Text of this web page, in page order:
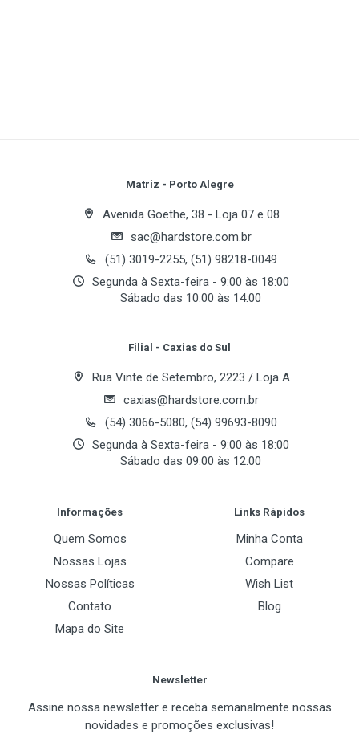
Your Name
Email Address
Matriz - Porto Alegre
Avenida Goethe, 38 - Loja 07 e 08
sac@hardstore.com.br
(51) 3019-2255, (51) 98218-0049
Segunda à Sexta-feira - 9:00 às 18:00
Sábado das 10:00 às 14:00
Filial - Caxias do Sul
Rua Vinte de Setembro, 2223 / Loja A
caxias@hardstore.com.br
(54) 3066-5080, (54) 99693-8090
Segunda à Sexta-feira - 9:00 às 18:00
Sábado das 09:00 às 12:00
Informações
Quem Somos
Nossas Lojas
Nossas Políticas
Contato
Mapa do Site
Links Rápidos
Minha Conta
Compare
Wish List
Blog
Newsletter
Assine nossa newsletter e receba semanalmente nossas
novidades e promoções exclusivas!